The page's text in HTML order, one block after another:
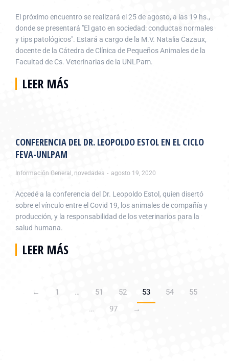
El próximo encuentro se realizará el 25 de agosto, a las 19 hs.,
donde se presentará "El gato en sociedad: conductas normales
y tips patológicos". Estará a cargo de la M.V. Natalia Cazaux,
docente de la Cátedra de Clínica de Pequeños Animales de la
Facultad de Cs. Veterinarias de la UNLPam.
LEER MÁS
CONFERENCIA DEL DR. LEOPOLDO ESTOL EN EL CICLO
FEVA-UNLPAM
Información General , novedades agosto 19, 2020
Accedé a la conferencia del Dr. Leopoldo Estol, quien disertó
sobre el vínculo entre el Covid 19, los animales de compañía y
producción, y la responsabilidad de los veterinarios para la
salud humana.
LEER MÁS
← 1 … 51 52 53 54
55
…
97 →